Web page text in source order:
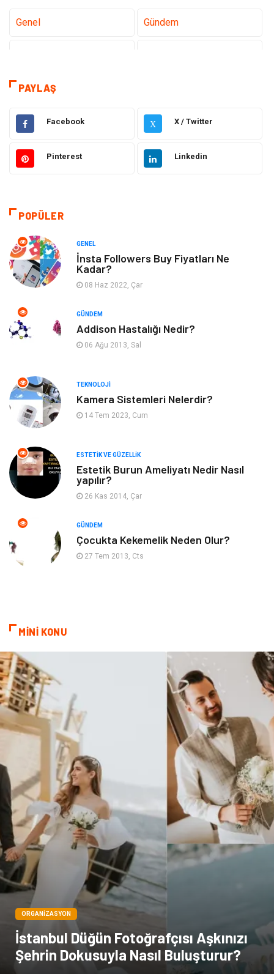
Genel Gündem
Teknoloji & İnternet
Elektrik & Elektronik Eğitim
Gıda Estetik ve Güzellik
Otomotiv
Giyim
Cilt ve Deri Hastalıkları
Organizasyon Hastalıklar
Kadın Hastalıkları Alternatif Tıp
Güzellik
Beslenme
Psikolojik Hastalıklar
Kanser
Bakım Aksesuar
Sağlık Haberleri Blogroll
Spor Malzemeleri Hediyelik Eşya
Kültür Acil ve İlkyardım
PAYLAŞ
Facebook X X / Twitter
Pinterest Linkedin
POPÜLER
GENEL
İnsta Followers Buy Fiyatları Ne
Kadar?
08 Haz 2022, Çar
GÜNDEM
Addison Hastalığı Nedir?
06 Ağu 2013, Sal
TEKNOLOJI
Kamera Sistemleri Nelerdir?
14 Tem 2023, Cum
ESTETIK VE GÜZELLIK
Estetik Burun Ameliyatı Nedir Nasıl
yapılır?
26 Kas 2014, Çar
GÜNDEM
Çocukta Kekemelik Neden Olur?
27 Tem 2013, Cts
MİNİ KONU
ORGANIZASYON
İstanbul Düğün Fotoğrafçısı Aşkınızı
Şehrin Dokusuyla Nasıl Buluşturur?